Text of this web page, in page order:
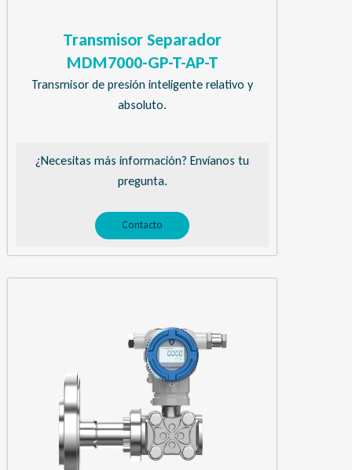
Transmisor Separador
MDM7000-GP-T-AP-T
Transmisor de presión inteligente relativo y
absoluto.
¿Necesitas más información? Envíanos tu
pregunta.
Contacto